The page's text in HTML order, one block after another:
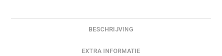
BESCHRIJVING
EXTRA INFORMATIE